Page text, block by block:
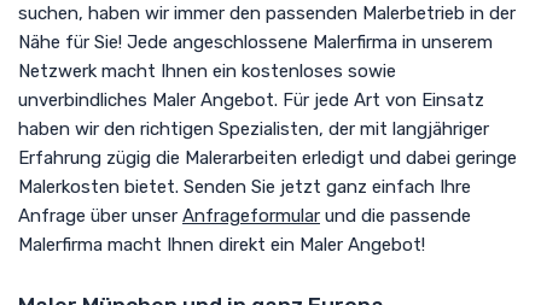
suchen, haben wir immer den passenden Malerbetrieb in der
Nähe für Sie! Jede angeschlossene Malerfirma in unserem
Netzwerk macht Ihnen ein kostenloses sowie
unverbindliches Maler Angebot. Für jede Art von Einsatz
haben wir den richtigen Spezialisten, der mit langjähriger
Erfahrung zügig die Malerarbeiten erledigt und dabei geringe
Malerkosten bietet. Senden Sie jetzt ganz einfach Ihre
Anfrage über unser Anfrageformular und die passende
Malerfirma macht Ihnen direkt ein Maler Angebot!